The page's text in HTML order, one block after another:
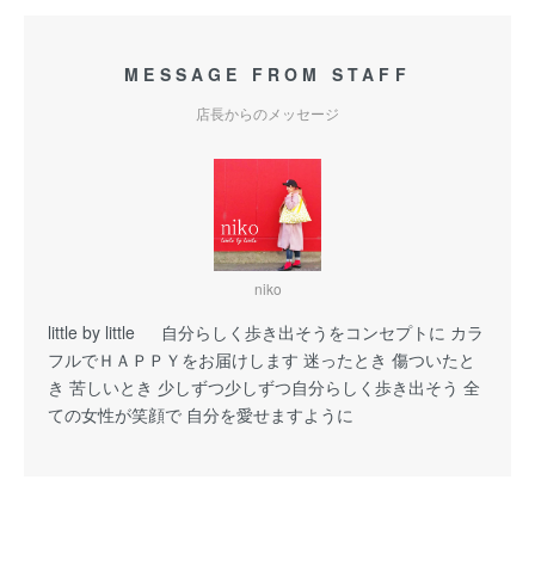
MESSAGE FROM STAFF
店長からのメッセージ
niko
little by little 自分らしく歩き出そうをコンセプトに カラ
フルでＨＡＰＰＹをお届けします 迷ったとき 傷ついたと
き 苦しいとき 少しずつ少しずつ自分らしく歩き出そう 全
ての女性が笑顔で 自分を愛せますように